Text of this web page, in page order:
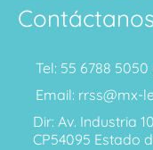
Contáctanos
Tel: 55 6788
Email: rrss@mx-
Dir: Av. Industria
CP54095 Estado